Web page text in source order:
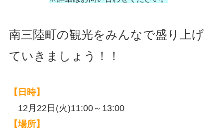
南三陸町の観光をみんなで盛り上げ
ていきましょう！！
【日時】
12月22日(火)11:00～13:00
【場所】